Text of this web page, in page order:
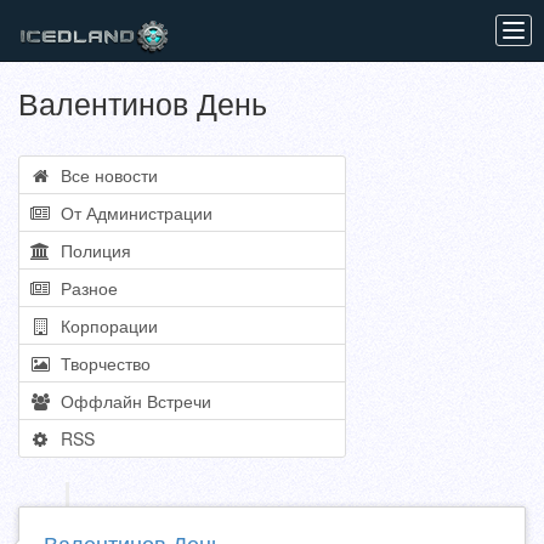
Валентинов День
Все новости
От Администрации
Полиция
Разное
Корпорации
Творчество
Оффлайн Встречи
RSS